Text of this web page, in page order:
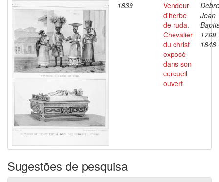
1839
Vendeur
d'herbe
de ruda.
Chevalier
du christ
exposè
dans son
cercueil
ouvert
Jean
1768-
1848
Sugestões de pesquisa